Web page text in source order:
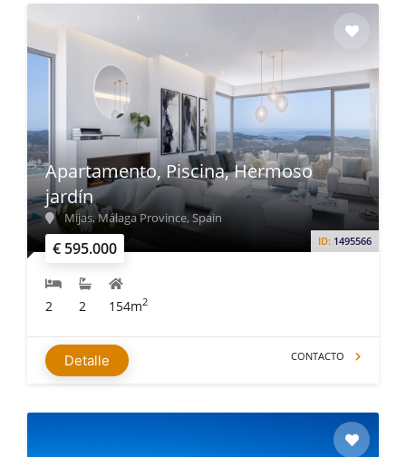
€ 595.000 ID: 1495566
Apartamento, Piscina, Hermoso
jardín
Mijas, Málaga Province, Spain
2 2 154m2
Detalle CONTACTO